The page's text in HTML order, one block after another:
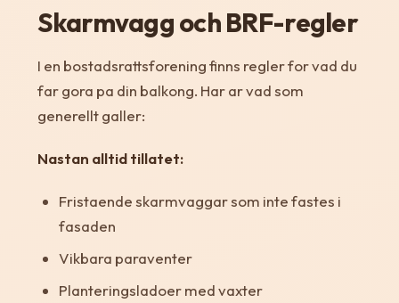
Skarmvagg och BRF-regler
I en bostadsrattsforening finns regler for vad du
far gora pa din balkong. Har ar vad som
generellt galler:
Nastan alltid tillatet:
Fristaende skarmvaggar som inte fastes i
fasaden
Vikbara paraventer
Planteringsladoer med vaxter